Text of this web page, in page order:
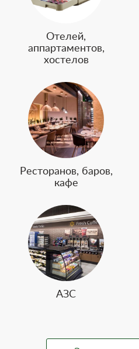
Отелей,
аппартаментов,
хостелов
Ресторанов, баров,
кафе
АЗС